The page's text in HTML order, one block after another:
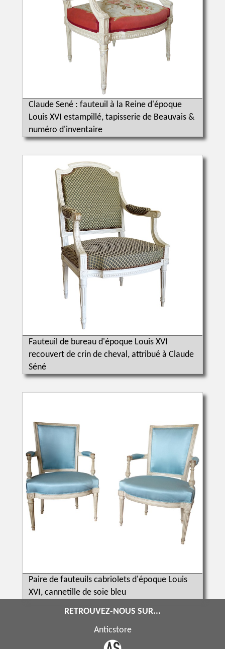
Claude Sené : fauteuil à la Reine d'époque
Louis XVI estampillé, tapisserie de Beauvais &
numéro d'inventaire
Fauteuil de bureau d'époque Louis XVI
recouvert de crin de cheval, attribué à Claude
Séné
Paire de fauteuils cabriolets d'époque Louis
XVI, cannetille de soie bleu
RETROUVEZ-NOUS SUR...
Anticstore